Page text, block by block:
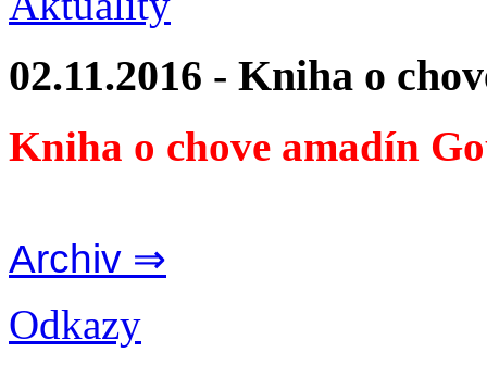
02.11.2016 - Kniha o
Kniha o chove amadín
Archiv ⇒
Odkazy